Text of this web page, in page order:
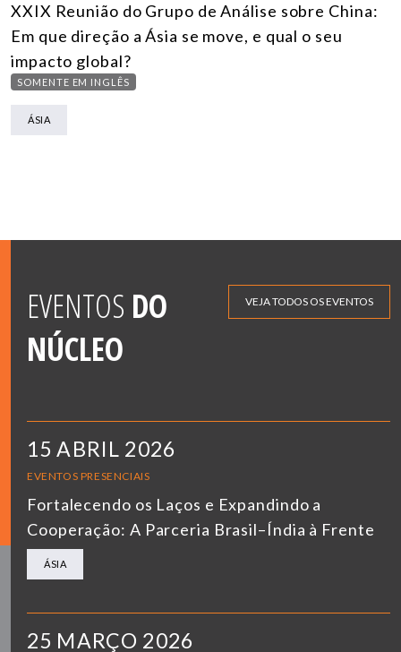
XXIX Reunião do Grupo de Análise sobre China:
Em que direção a Ásia se move, e qual o seu
impacto global?
SOMENTE EM INGLÊS
ÁSIA
EVENTOS DO
NÚCLEO
VEJA TODOS OS EVENTOS
15 ABRIL 2026
EVENTOS PRESENCIAIS
Fortalecendo os Laços e Expandindo a
Cooperação: A Parceria Brasil–Índia à Frente
ÁSIA
25 MARÇO 2026